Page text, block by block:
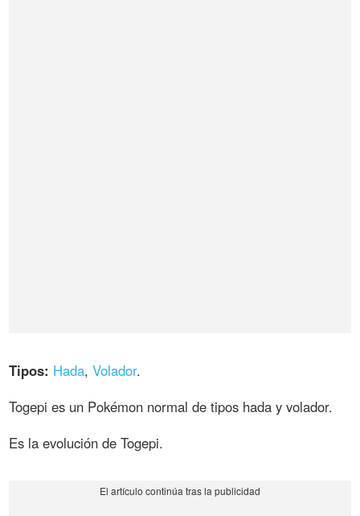
Tipos: Hada,Volador.
Togepi es un Pokémon normal de tipos hada y volador.
Es la evolución de Togepi.